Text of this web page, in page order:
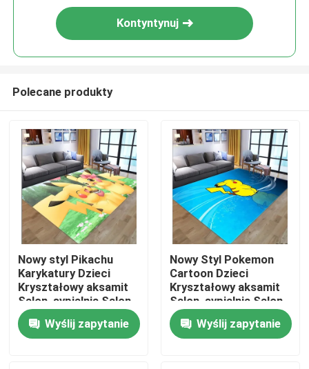
Dom
Produkty
Kontyntynuj
Polecane produkty
Nowy styl Pikachu
Karykatury Dzieci
Kryształowy aksamit
Salon, sypialnia Salon
Podłogi dywany
Wyślij zapytanie
Nowy Styl Pokemon
Cartoon Dzieci
Kryształowy aksamit
Salon, sypialnia Salon
Podłogi Dywany
Wyślij zapytanie